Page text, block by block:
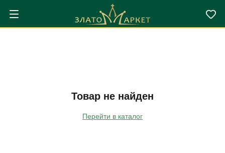
Товар не найден
Перейти в каталог